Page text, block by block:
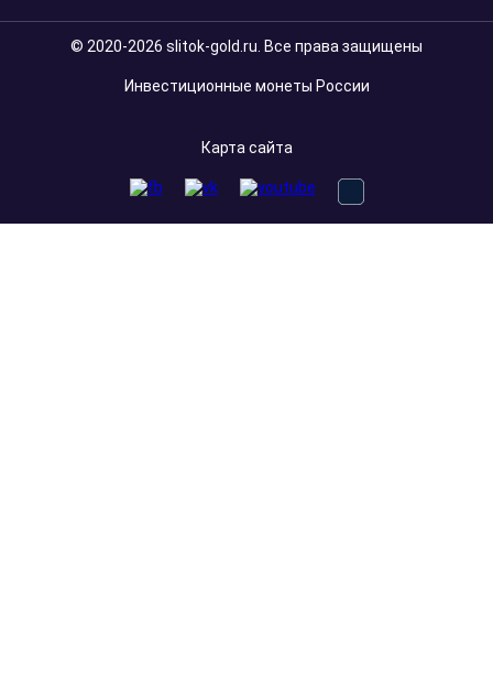
© 2020-2026 slitok-gold.ru. Все права защищены
Инвестиционные монеты России
Карта сайта